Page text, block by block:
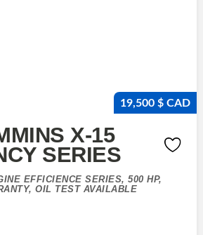
19,500 $ CAD
X-15
SERIES
EFFICIENCE SERIES, 500 HP,
OIL TEST AVAILABLE